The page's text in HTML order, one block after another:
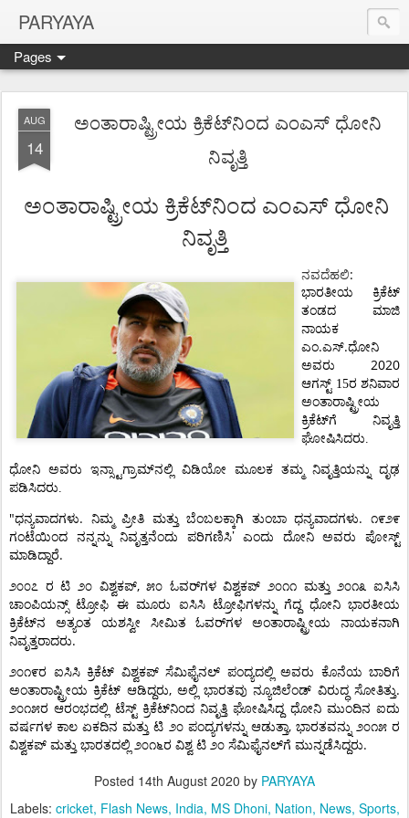
PARYAYA
Pages
AUG
14
ಅಂತಾರಾಷ್ಟ್ರೀಯ ಕ್ರಿಕೆಟ್‌ನಿಂದ ಎಂಎಸ್ ಧೋನಿ
ನಿವೃತ್ತಿ
ಅಂತಾರಾಷ್ಟ್ರೀಯ ಕ್ರಿಕೆಟ್‌ನಿಂದ ಎಂಎಸ್ ಧೋನಿ
ನಿವೃತ್ತಿ
ನವದೆಹಲಿ:
ಭಾರತೀಯ
ಕ್ರಿಕೆಟ್
ತಂಡದ
ಮಾಜಿ
ನಾಯಕ
ಎಂ.ಎಸ್.ಧೋನಿ
ಅವರು
2020
ಆಗಸ್ಟ್ 15ರ ಶನಿವಾರ
ಅಂತಾರಾಷ್ಟ್ರೀಯ
ಕ್ರಿಕೆಟ್‌ಗೆ
ನಿವೃತ್ತಿ
ಘೋಷಿಸಿದರು.
ಧೋನಿ ಅವರು ಇನ್ಸ್ಟಾಗ್ರಾಮ್‌ನಲ್ಲಿ ವಿಡಿಯೋ ಮೂಲಕ ತಮ್ಮ ನಿವೃತ್ತಿಯನ್ನು ದೃಢ
ಪಡಿಸಿದರು.
"ಧನ್ಯವಾದಗಳು. ನಿಮ್ಮ ಪ್ರೀತಿ ಮತ್ತು ಬೆಂಬಲಕ್ಕಾಗಿ ತುಂಬಾ ಧನ್ಯವಾದಗಳು.೧೯೨೯
ಗಂಟೆಯಿಂದ
ನನ್ನನ್ನು ನಿವೃತ್ತನೆಂದು ಪರಿಗಣಿಸಿ’ ಎಂದು ದೋನಿ ಅವರು
ಪೋಸ್ಟ್
ಮಾಡಿದ್ದಾರೆ.
೨೦೦೭ ರ ಟಿ ೨೦ ವಿಶ್ವಕಪ್,೫೦ ಓವರ್‌ಗಳ ವಿಶ್ವಕಪ್ ೨೦೧೧ ಮತ್ತು ೨೦೧೩ ಐಸಿಸಿ
ಚಾಂಪಿಯನ್ಸ್ ಟ್ರೋಫಿ ಈ ಮೂರು ಐಸಿಸಿ ಟ್ರೋಫಿಗಳನ್ನು ಗೆದ್ದ ಧೋನಿ ಭಾರತೀಯ
ಕ್ರಿಕೆಟ್‌ನ
ಅತ್ಯಂತ ಯಶಸ್ವೀ ಸೀಮಿತ ಓವರ್‌ಗಳ ಅಂತಾರಾಷ್ಟ್ರೀಯ
ನಾಯಕನಾಗಿ
ನಿವೃತ್ತರಾದರು.
೨೦೧೯ರ ಐಸಿಸಿ ಕ್ರಿಕೆಟ್ ವಿಶ್ವಕಪ್ ಸೆಮಿಫೈನಲ್ ಪಂದ್ಯದಲ್ಲಿ ಅವರು ಕೊನೆಯ ಬಾರಿಗೆ
ಅಂತಾರಾಷ್ಟ್ರೀಯ ಕ್ರಿಕೆಟ್ ಆಡಿದ್ದರು, ಅಲ್ಲಿ ಭಾರತವು ನ್ಯೂಜಿಲೆಂಡ್ ವಿರುದ್ಧ ಸೋತಿತ್ತು.
೨೦೧೫ರ ಆರಂಭದಲ್ಲಿ ಟೆಸ್ಟ್ ಕ್ರಿಕೆಟ್‌ನಿಂದ ನಿವೃತ್ತಿ ಘೋಷಿಸಿದ್ದ ಧೋನಿ ಮುಂದಿನ ಐದು
ವರ್ಷಗಳ ಕಾಲ ಏಕದಿನ ಮತ್ತು ಟಿ ೨೦ ಪಂದ್ಯಗಳನ್ನು ಆಡುತ್ತಾ, ಭಾರತವನ್ನು ೨೦೧೫ ರ
ವಿಶ್ವಕಪ್ ಮತ್ತು ಭಾರತದಲ್ಲಿ ೨೦೧೬ರ ವಿಶ್ವ ಟಿ ೨೦ ಸೆಮಿಫೈನಲ್‌ಗೆ ಮುನ್ನಡೆಸಿದ್ದರು.
Posted 14th August 2020 by PARYAYA
Labels: cricket Flash News India MS Dhoni Nation News Sports